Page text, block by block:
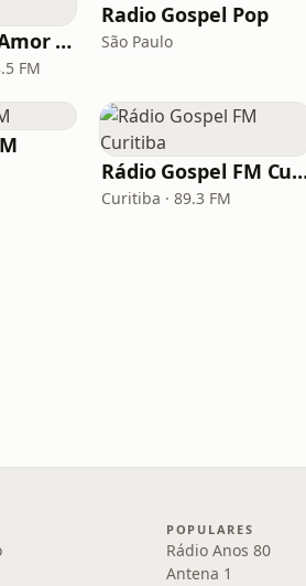
Rádio Deus É Amor Ribeirão Preto
FM
Radio Gospel Pop
São Paulo
Rádio Gospel
Curitiba · 89.3 FM
POPULARES
Rádio Anos 80
Antena 1